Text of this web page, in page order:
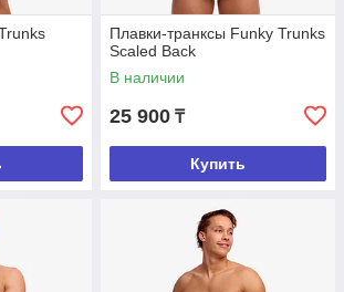
Плавки-транксы Funky Trunks
Scaled Back
В наличии
25 900 ₸
Купить